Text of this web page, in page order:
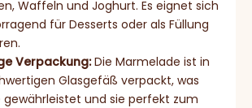
Waffeln und Joghurt. Es eignet sich
für Desserts oder als Füllung
Verpackung:Die Marmelade ist in
Glasgefäß verpackt, was
gewährleistet und sie perfekt zum